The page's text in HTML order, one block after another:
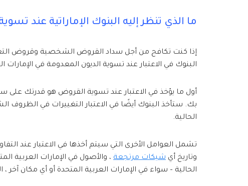
ما الذي تنظر إليه البنوك الإماراتية عند
إذا كنت تكافح من أجل سداد القروض الشخصية وقروض
البنوك في الاعتبار عند تسوية الديون المعدومة في الإمارات
أول ما يؤخذ في الاعتبار عند تسوية القروض هو قدرتك على
بك. ستأخذ البنوك أيضًا في الاعتبار التغييرات في
الحالية.
تشمل العوامل الأخرى التي سيتم أخذها في الاعتبار عند
وتاريخ أي شيكات مرتجعة ، والأصول في الإمارات العربية
الحالية – سواء في الإمارات العربية المتحدة أو أي مكان آخر